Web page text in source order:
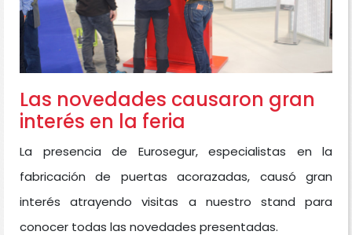
Las novedades causaron gran
interés en la feria
La presencia de Eurosegur, especialistas en la
fabricación de puertas acorazadas, causó gran
interés atrayendo visitas a nuestro stand para
conocer todas las novedades presentadas.